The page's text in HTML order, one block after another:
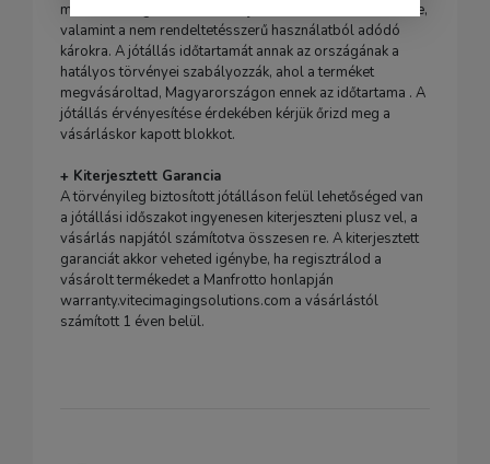
mentes. Ez a garancia nem terjed ki a későbbi sérülésekre,
valamint a nem rendeltetésszerű használatból adódó
károkra. A jótállás időtartamát annak az országának a
hatályos törvényei szabályozzák, ahol a terméket
megvásároltad, Magyarországon ennek az időtartama . A
jótállás érvényesítése érdekében kérjük őrizd meg a
vásárláskor kapott blokkot.
+ Kiterjesztett Garancia
A törvényileg biztosított jótálláson felül lehetőséged van
a jótállási időszakot ingyenesen kiterjeszteni plusz vel, a
vásárlás napjától számítotva összesen re. A kiterjesztett
garanciát akkor veheted igénybe, ha regisztrálod a
vásárolt termékedet a Manfrotto honlapján
warranty.vitecimagingsolutions.com a vásárlástól
számított 1 éven belül.